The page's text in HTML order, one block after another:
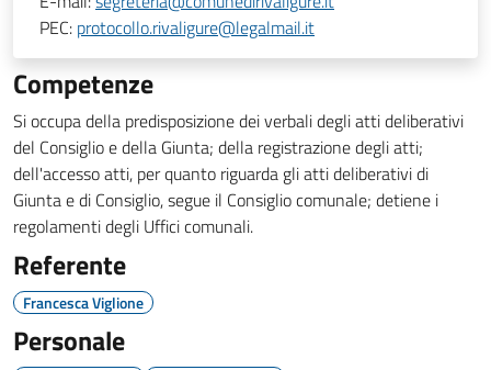
PEC: protocollo.rivaligure@legalmail.it
Competenze
Si occupa della predisposizione dei verbali degli atti deliberativi
del Consiglio e della Giunta; della registrazione degli atti;
dell'accesso atti, per quanto riguarda gli atti deliberativi di
Giunta e di Consiglio, segue il Consiglio comunale; detiene i
regolamenti degli Uffici comunali.
Referente
Francesca Viglione
Personale